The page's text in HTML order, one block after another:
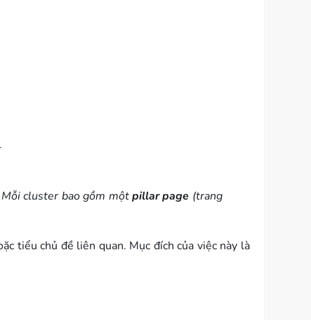
Mỗi cluster bao gồm mộtpillar page (trang
tiểu chủ đề liên quan. Mục đích của việc này là